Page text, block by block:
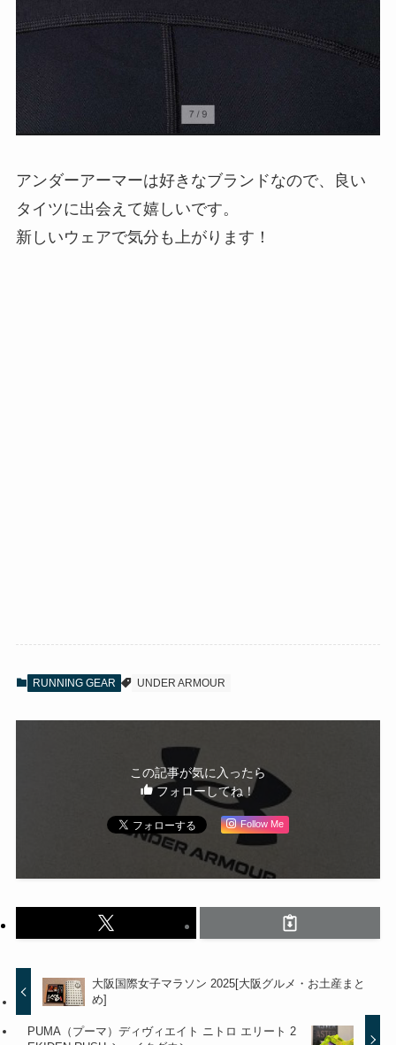
アンダーアーマーは好きなブランドなので、良い
タイツに出会えて嬉しいです。
新しいウェアで気分も上がります！
RUNNING GEAR UNDER ARMOUR
この記事が気に入ったら
フォローしてね！
Follow Me
大阪国際女子マラソン 2025[大阪グルメ・お土産まと
め]
PUMA（プーマ）ディヴィエイト ニトロ エリート 2